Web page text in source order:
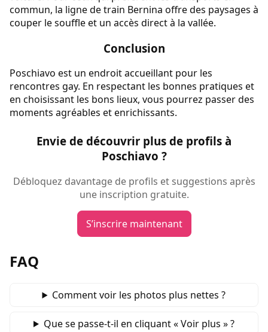
commun, la ligne de train Bernina offre des paysages à
couper le souffle et un accès direct à la vallée.
Conclusion
Poschiavo est un endroit accueillant pour les
rencontres gay. En respectant les bonnes pratiques et
en choisissant les bons lieux, vous pourrez passer des
moments agréables et enrichissants.
Envie de découvrir plus de profils à
Poschiavo ?
Débloquez davantage de profils et suggestions après
une inscription gratuite.
S’inscrire maintenant
FAQ
Comment voir les photos plus nettes ?
Que se passe‑t‑il en cliquant « Voir plus » ?